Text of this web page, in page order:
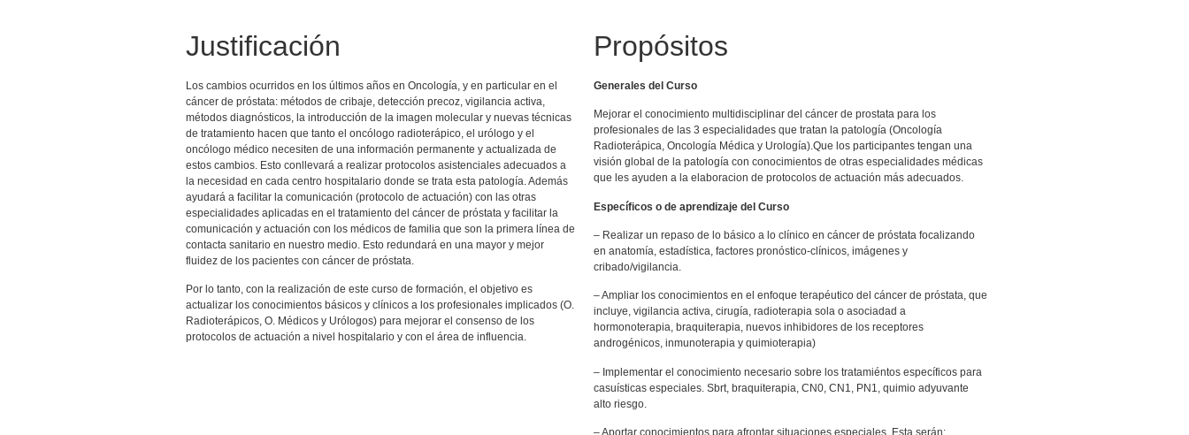
Justificación
Los cambios ocurridos en los últimos años en Oncología, y en particular en el
cáncer de próstata: métodos de cribaje, detección precoz, vigilancia activa,
métodos diagnósticos, la introducción de la imagen molecular y nuevas técnicas
de tratamiento hacen que tanto el oncólogo radioterápico, el urólogo y el
oncólogo médico necesiten de una información permanente y actualizada de
estos cambios. Esto conllevará a realizar protocolos asistenciales adecuados a
la necesidad en cada centro hospitalario donde se trata esta patología. Además
ayudará a facilitar la comunicación (protocolo de actuación) con las otras
especialidades aplicadas en el tratamiento del cáncer de próstata y facilitar la
comunicación y actuación con los médicos de familia que son la primera línea de
contacta sanitario en nuestro medio. Esto redundará en una mayor y mejor
fluidez de los pacientes con cáncer de próstata.
Por lo tanto, con la realización de este curso de formación, el objetivo es
actualizar los conocimientos básicos y clínicos a los profesionales implicados (O.
Radioterápicos, O. Médicos y Urólogos) para mejorar el consenso de los
protocolos de actuación a nivel hospitalario y con el área de influencia.
Propósitos
Generales del Curso
Mejorar el conocimiento multidisciplinar del cáncer de prostata para los
profesionales de las 3 especialidades que tratan la patología (Oncología
Radioterápica, Oncología Médica y Urología).Que los participantes tengan una
visión global de la patología con conocimientos de otras especialidades médicas
que les ayuden a la elaboracion de protocolos de actuación más adecuados.
Específicos o de aprendizaje del Curso
– Realizar un repaso de lo básico a lo clínico en cáncer de próstata focalizando
en anatomía, estadística, factores pronóstico-clínicos, imágenes y
cribado/vigilancia.
– Ampliar los conocimientos en el enfoque terapéutico del cáncer de próstata, que
incluye, vigilancia activa, cirugía, radioterapia sola o asociadad a
hormonoterapia, braquiterapia, nuevos inhibidores de los receptores
androgénicos, inmunoterapia y quimioterapia)
– Implementar el conocimiento necesario sobre los tratamiéntos específicos para
casuísticas especiales. Sbrt, braquiterapia, CN0, CN1, PN1, quimio adyuvante
alto riesgo.
– Aportar conocimientos para afrontar situaciones especiales. Esta serán: